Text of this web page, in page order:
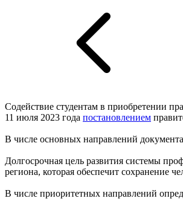
Содействие студентам в приобретении
11 июля 2023 года постановлением
В числе основных направлений
Долгосрочная цель развития системы
региона, которая обеспечит сохранение
В числе приоритетных направлений